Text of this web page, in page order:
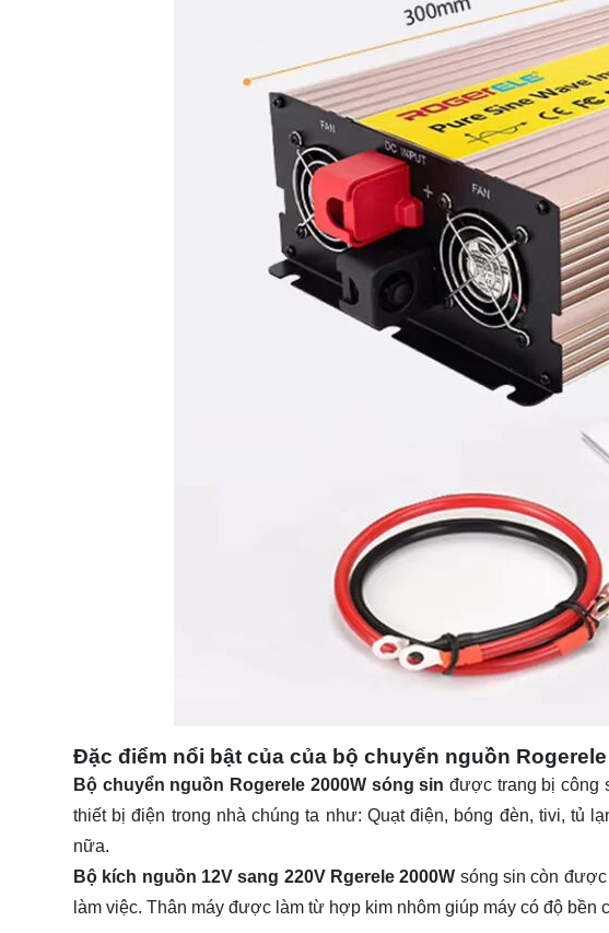
Đặc điểm nổi bật của của bộ chuyển nguồn
Bộ chuyển nguồn Rogerele 2000W sóng sin được trang bị công
thiết bị điện trong nhà chúng ta như: Quạt điện, bóng đèn, tivi, tủ
nữa.
Bộ kích nguồn 12V sang 220V Rgerele 2000W sóng sin còn được
làm việc. Thân máy được làm từ hợp kim nhôm giúp máy có độ bền